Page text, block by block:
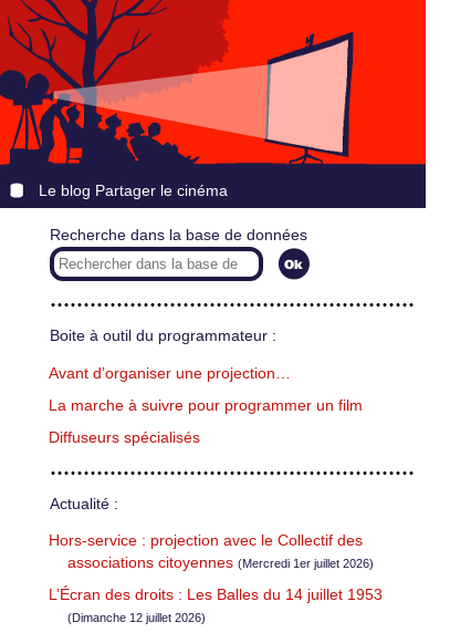
Le blog Partager le cinéma
Recherche dans la base de données
Boite à outil du programmateur :
Avant d’organiser une projection…
La marche à suivre pour programmer un film
Diffuseurs spécialisés
Actualité :
Hors-service : projection avec le Collectif des
associations citoyennes (Mercredi 1er juillet 2026)
L’Écran des droits : Les Balles du 14 juillet 1953
(Dimanche 12 juillet 2026)